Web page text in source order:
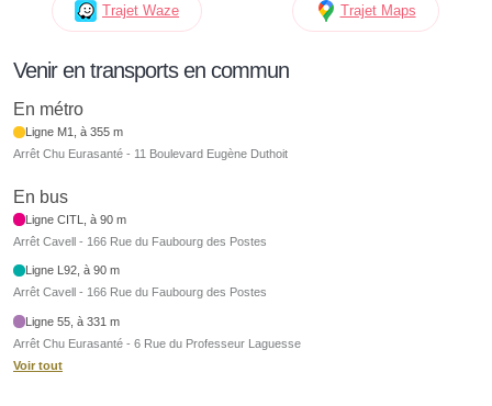
Trajet Waze Trajet Maps
Venir en transports en commun
En métro
Ligne M1, à 355 m
Arrêt Chu Eurasanté - 11 Boulevard Eugène Duthoit
En bus
Ligne CITL, à 90 m
Arrêt Cavell - 166 Rue du Faubourg des Postes
Ligne L92, à 90 m
Arrêt Cavell - 166 Rue du Faubourg des Postes
Ligne 55, à 331 m
Arrêt Chu Eurasanté - 6 Rue du Professeur Laguesse
Voir tout